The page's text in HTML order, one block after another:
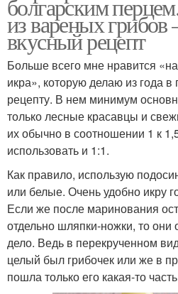
болгарским
из вареных
вкусный рецепт
Больше всего мне нравится
икра», которую делаю из года в
рецепту. В нем минимум
только лесные красавцы и
их обычно в соотношении 1 к
использовать и 1:1.
Как правило, использую
или белые. Очень удобно икру
Если же после маринования
отдельно шляпки-ножки, то они
дело. Ведь в перекрученном
целый был грибочек или же в
пошла только его какая-то